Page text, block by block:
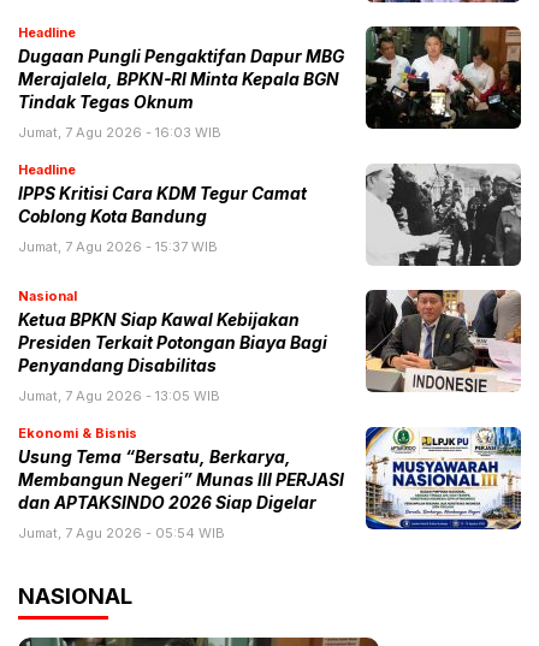
Headline
Dugaan Pungli Pengaktifan Dapur MBG
Merajalela, BPKN-RI Minta Kepala BGN
Tindak Tegas Oknum
Jumat, 7 Agu 2026 - 16:03 WIB
Headline
IPPS Kritisi Cara KDM Tegur Camat
Coblong Kota Bandung
Jumat, 7 Agu 2026 - 15:37 WIB
Nasional
Ketua BPKN Siap Kawal Kebijakan
Presiden Terkait Potongan Biaya Bagi
Penyandang Disabilitas
Jumat, 7 Agu 2026 - 13:05 WIB
Ekonomi & Bisnis
Usung Tema “Bersatu, Berkarya,
Membangun Negeri” Munas III PERJASI
dan APTAKSINDO 2026 Siap Digelar
Jumat, 7 Agu 2026 - 05:54 WIB
NASIONAL